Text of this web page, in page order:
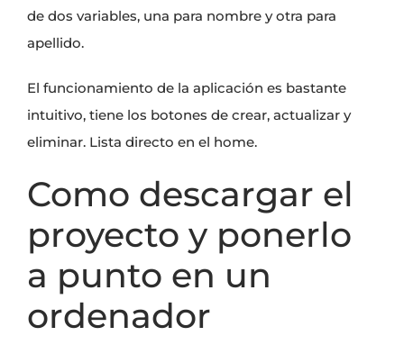
de dos variables, una para nombre y otra para
apellido.
El funcionamiento de la aplicación es bastante
intuitivo, tiene los botones de crear, actualizar y
eliminar. Lista directo en el home.
Como descargar el
proyecto y ponerlo
a punto en un
ordenador